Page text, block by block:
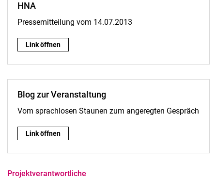
HNA
Pressemitteilung vom 14.07.2013
HNA :
Link öffnen
Blog zur Veranstaltung
Vom sprachlosen Staunen zum angeregten Gespräch
Blog zur Veranstaltung:
Link öffnen
Projektverantwortliche